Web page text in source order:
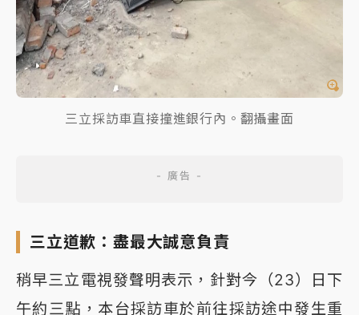
三立採訪車直接撞進銀行內。翻攝畫面
三立道歉：盡最大誠意負責
稍早三立電視發聲明表示，針對今（23）日下
午約三點，本台採訪車於前往採訪途中發生重